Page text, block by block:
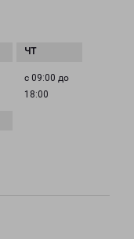
с 09:00 до
18:00